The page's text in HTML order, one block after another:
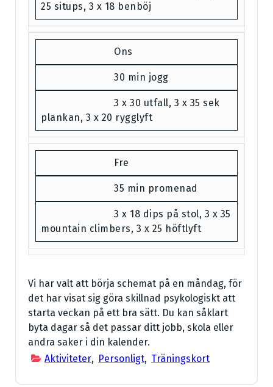
25 situps, 3 x 18 benböj
Ons
30 min jogg
3 x 30 utfall, 3 x 35 sek
plankan, 3 x 20 rygglyft
Fre
35 min promenad
3 x 18 dips på stol, 3 x 35
mountain climbers, 3 x 25 höftlyft
Vi har valt att börja schemat på en måndag, för
det har visat sig göra skillnad psykologiskt att
starta veckan på ett bra sätt. Du kan såklart
byta dagar så det passar ditt jobb, skola eller
andra saker i din kalender.
Aktiviteter, Personligt, Träningskort